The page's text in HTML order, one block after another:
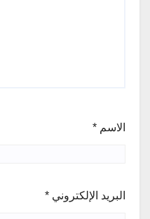
الاسم *
البريد الإلكتروني *